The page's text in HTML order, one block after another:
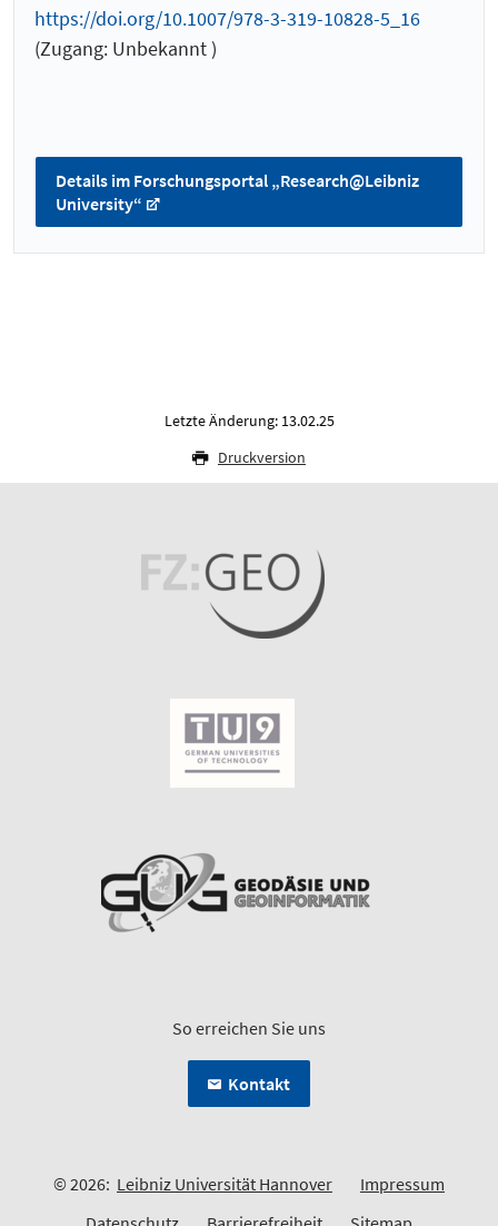
https://doi.org/10.1007/978-3-319-10828-5_16
(Zugang: Unbekannt )
Details im Forschungsportal „Research@Leibniz
University“
Letzte Änderung: 13.02.25
Druckversion
So erreichen Sie uns
Kontakt
© 2026: Leibniz Universität Hannover
Impressum